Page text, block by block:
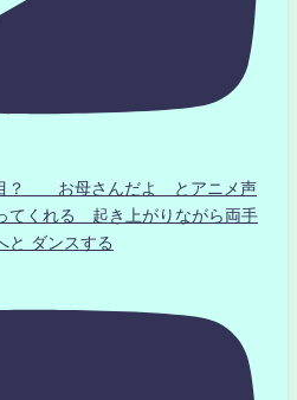
目？ お母さんだよ とアニメ声
てくれる 起き上がりながら両手
ダンスする